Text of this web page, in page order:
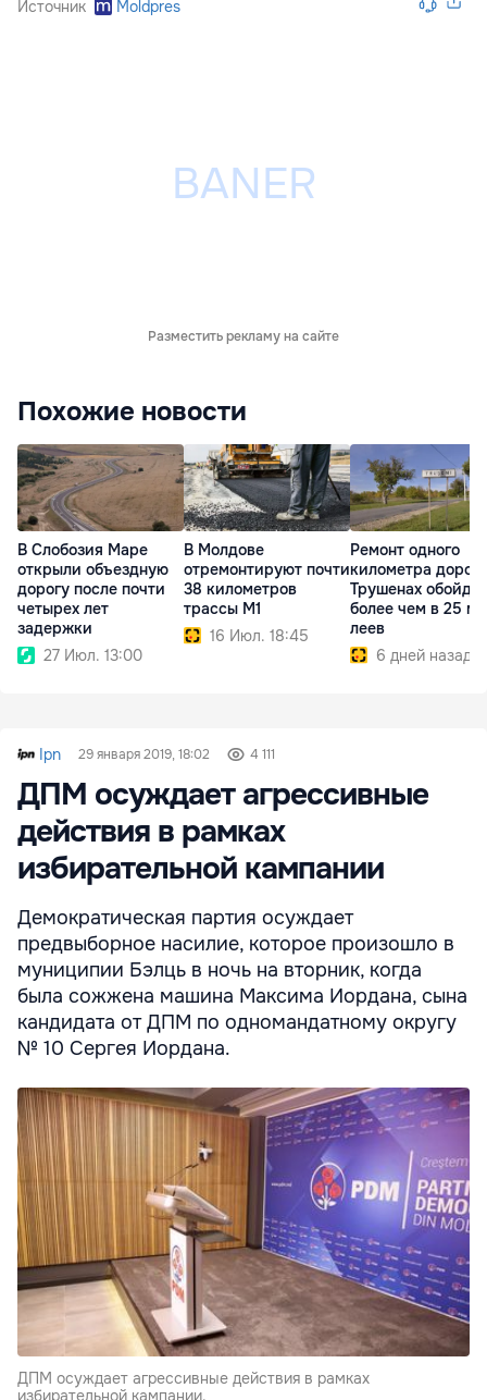
Источник Moldpres
Разместить рекламу на сайте
Похожие новости
В Слобозия Маре
открыли объездную
дорогу после почти
четырех лет
задержки
27 Июл. 13:00
В Молдове
отремонтируют почти
38 километров
трассы M1
16 Июл. 18:45
Ремонт одного
километра
Трушенах
более чем в 25
леев
6 дней назад
Ipn 29 января 2019, 18:02 4 111
ДПМ осуждает агрессивные
действия в рамках
избирательной кампании
Демократическая партия осуждает
предвыборное насилие, которое произошло в
муниципии Бэлць в ночь на вторник, когда
была сожжена машина Максима Иордана, сына
кандидата от ДПМ по одномандатному округу
№ 10 Сергея Иордана.
ДПМ осуждает агрессивные действия в рамках
избирательной кампании.